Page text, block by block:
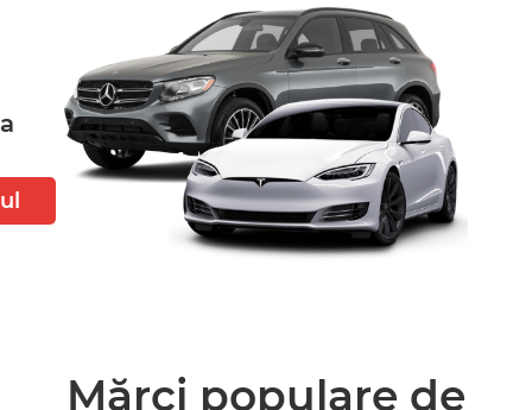
Mărci populare de